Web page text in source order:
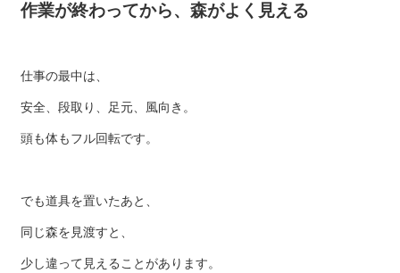
作業が終わってから、森がよく見える
仕事の最中は、
安全、段取り、足元、風向き。
頭も体もフル回転です。
でも道具を置いたあと、
同じ森を見渡すと、
少し違って見えることがあります。